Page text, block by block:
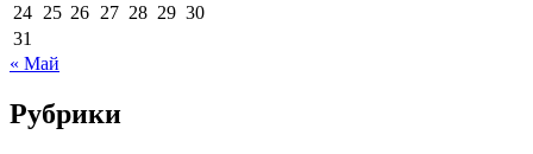
24 25 26 27 28 29 30
31
« Май
Рубрики